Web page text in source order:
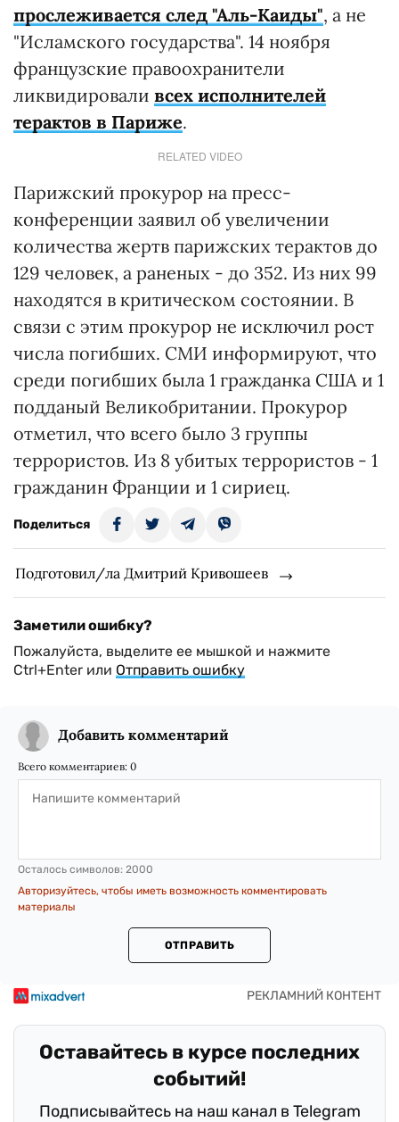
прослеживается след "Аль-Каиды", а не
"Исламского государства". 14 ноября
французские правоохранители
ликвидировали всех исполнителей
терактов в Париже.
RELATED VIDEO
Парижский прокурор на пресс-
конференции заявил об увеличении
количества жертв парижских терактов до
129 человек, а раненых - до 352. Из них 99
находятся в критическом состоянии. В
связи с этим прокурор не исключил рост
числа погибших. СМИ информируют, что
среди погибших была 1 гражданка США и 1
подданый Великобритании. Прокурор
отметил, что всего было 3 группы
террористов. Из 8 убитых террористов - 1
гражданин Франции и 1 сириец.
Поделиться
Подготовил/ла Дмитрий Кривошеев
Заметили ошибку?
Пожалуйста, выделите ее мышкой и нажмите
Ctrl+Enter или Отправить ошибку
Добавить комментарий
Всего комментариев: 0
Осталось символов: 2000
Авторизуйтесь, чтобы иметь возможность комментировать
материалы
ОТПРАВИТЬ
Оставайтесь в курсе последних
событий!
Подписывайтесь на наш канал в Telegram